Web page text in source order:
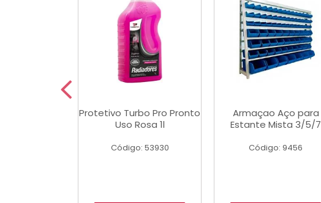
Protetivo Turbo Pro Pronto
Uso Rosa 1l
Código: 53930
Armaçao Aço para
Estante Mista 3/5/7
Código: 9456